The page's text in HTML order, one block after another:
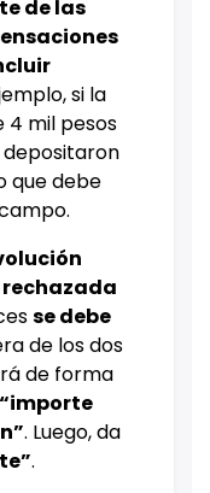
de las
si la
4 mil pesos
que debe
se debe
de los dos
de forma
“importe
. Luego, da
.